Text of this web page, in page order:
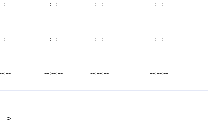
:-- --:--:-- --:--:-- --:--:--
:-- --:--:-- --:--:-- --:--:--
:-- --:--:-- --:--:-- --:--:--
>